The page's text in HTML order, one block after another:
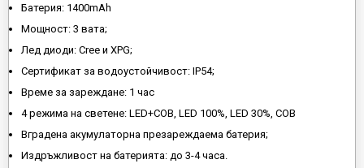
Батерия: 1400mAh
Мощност: 3 вата;
Лед диоди: Cree и XPG;
Сертификат за водоустойчивост: IP54;
Време за зареждане: 1 час
4 режима на светене: LED+COB, LED 100%, LED 30%, COB
Вградена акумулаторна презареждаема батерия;
Издръжливост на батерията: до 3-4 часа.